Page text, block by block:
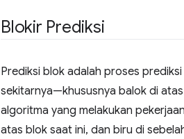
Blokir Prediksi
Prediksi blok adalah proses
sekitarnya—khususnya balok di
algoritma yang melakukan
atas blok saat ini, dan biru di